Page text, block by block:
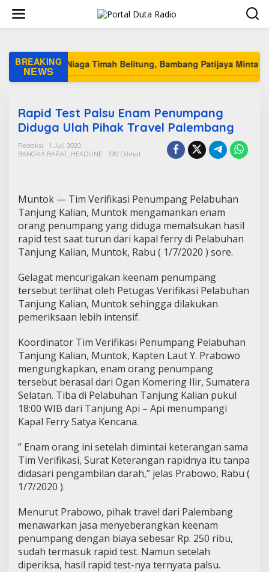
w
BREAKING
NEWS
Rapid Test Palsu Enam Penumpang
Diduga Ulah Pihak Travel Palembang
Redaksi
1 Juli 2020
BANGKA BARAT, HEADLINE 390 Dilihat
Muntok — Tim Verifikasi Penumpang Pelabuhan
Tanjung Kalian, Muntok mengamankan enam
orang penumpang yang diduga memalsukan hasil
rapid test saat turun dari kapal ferry di Pelabuhan
Tanjung Kalian, Muntok, Rabu ( 1/7/2020 ) sore.
Gelagat mencurigakan keenam penumpang
tersebut terlihat oleh Petugas Verifikasi Pelabuhan
Tanjung Kalian, Muntok sehingga dilakukan
pemeriksaan lebih intensif.
Koordinator Tim Verifikasi Penumpang Pelabuhan
Tanjung Kalian, Muntok, Kapten Laut Y. Prabowo
mengungkapkan, enam orang penumpang
tersebut berasal dari Ogan Komering Ilir, Sumatera
Selatan. Tiba di Pelabuhan Tanjung Kalian pukul
18:00 WIB dari Tanjung Api – Api menumpangi
Kapal Ferry Satya Kencana.
” Enam orang ini setelah dimintai keterangan sama
Tim Verifikasi, Surat Keterangan rapidnya itu tanpa
didasari pengambilan darah,” jelas Prabowo, Rabu (
1/7/2020 ).
Menurut Prabowo, pihak travel dari Palembang
menawarkan jasa menyeberangkan keenam
penumpang dengan biaya sebesar Rp. 250 ribu,
sudah termasuk rapid test. Namun setelah
diperiksa, hasil rapid test-nya ternyata palsu.